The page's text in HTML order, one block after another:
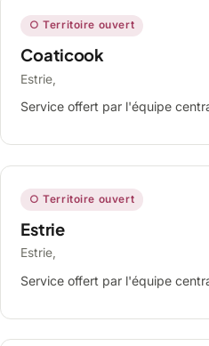
○ Territoire ouvert
Coaticook
Estrie,
Service offert par l'équipe
○ Territoire ouvert
Estrie
Estrie,
Service offert par l'équipe